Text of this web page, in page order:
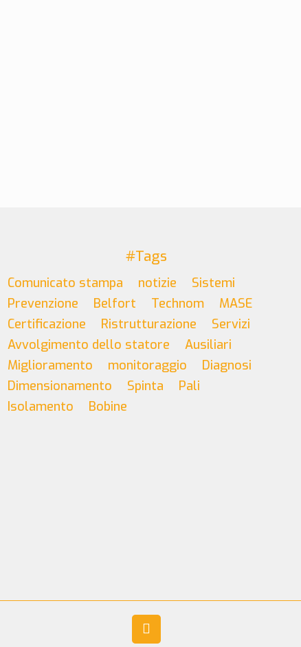
#Tags
Comunicato stampa notizie
Sistemi
Prevenzione
Belfort Technom
MASE
Certificazione
Ristrutturazione
Servizi
Avvolgimento dello statore
Ausiliari
Miglioramento
monitoraggio
Diagnosi
Dimensionamento
Spinta
Pali
Isolamento
Bobine